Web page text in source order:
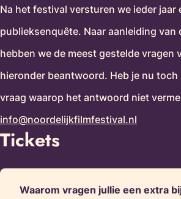
Na het festival versturen we ieder jaar
publieksenquête. Naar aanleiding van
hebben we de meest gestelde vragen
hieronder beantwoord. Heb je nu
vraag waarop het antwoord niet
info@noordelijkfilmfestival.nl
Tickets
Waarom vragen jullie een extra